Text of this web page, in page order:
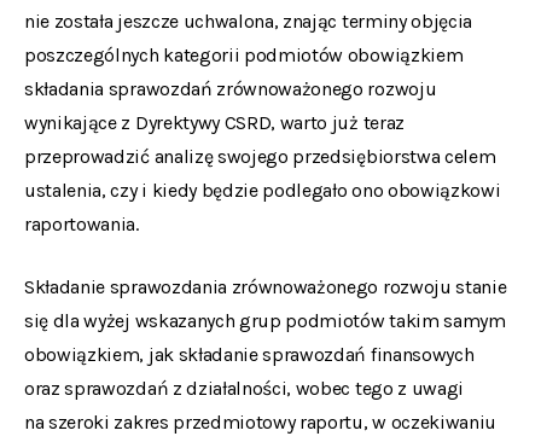
nie została jeszcze uchwalona, znając terminy objęcia
poszczególnych kategorii podmiotów obowiązkiem
składania sprawozdań zrównoważonego rozwoju
wynikające z Dyrektywy CSRD, warto już teraz
przeprowadzić analizę swojego przedsiębiorstwa celem
ustalenia, czy i kiedy będzie podlegało ono obowiązkowi
raportowania.
Składanie sprawozdania zrównoważonego rozwoju stanie
się dla wyżej wskazanych grup podmiotów takim samym
obowiązkiem, jak składanie sprawozdań finansowych
oraz sprawozdań z działalności, wobec tego z uwagi
na szeroki zakres przedmiotowy raportu, w oczekiwaniu